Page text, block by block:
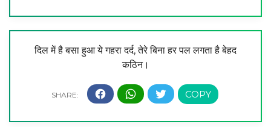
दिल में है बसा हुआ ये गहरा दर्द, तेरे बिना हर पल लगता है बेहद
कठिन।